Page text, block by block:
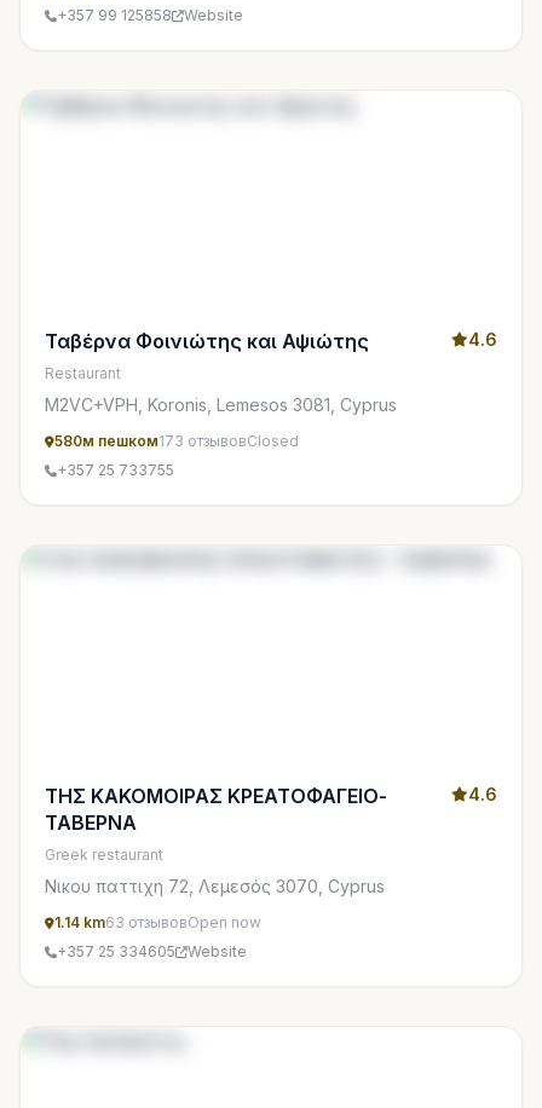
+357 99 125858
Website
Ταβέρνα Φοινιώτης και Αψιώτης 4.6
Restaurant
M2VC+VPH, Koronis, Lemesos 3081, Cyprus
580м пешком173 отзывовClosed
+357 25 733755
ΤΗΣ ΚΑΚΟΜΟΙΡΑΣ ΚΡΕΑΤΟΦΑΓΕΙΟ-
ΤΑΒΕΡΝΑ
4.6
Greek restaurant
Νικου παττιχη 72, Λεμεσός 3070, Cyprus
1.14 km63 отзывовOpen now
+357 25 334605
Website